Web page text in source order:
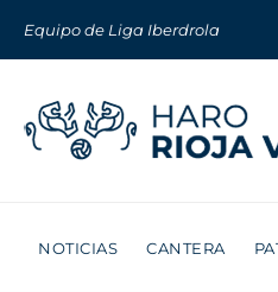
Equipo de Liga Iberdrola
NOTICIAS CANTERA